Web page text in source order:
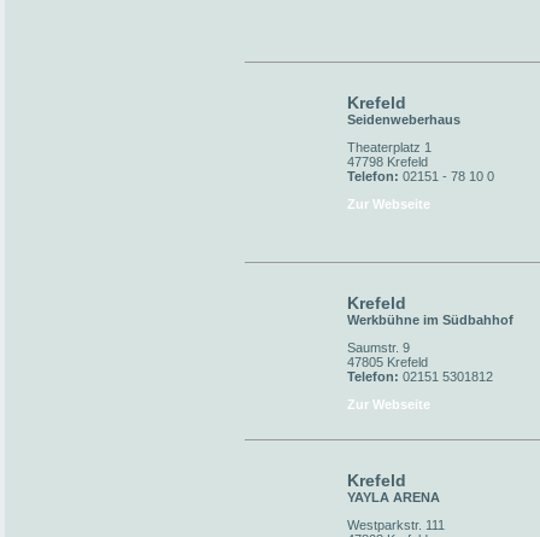
Krefeld
Seidenweberhaus
Theaterplatz 1
47798 Krefeld
Telefon: 02151 - 78 10 0
Zur Webseite
Krefeld
Werkbühne im Südbahhof
Saumstr. 9
47805 Krefeld
Telefon: 02151 5301812
Zur Webseite
Krefeld
YAYLA ARENA
Westparkstr. 111